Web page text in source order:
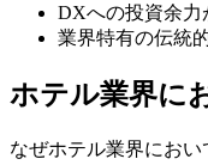
DXへの投資余力
業界特有の伝統
ホテル業界に
なぜホテル業界にお